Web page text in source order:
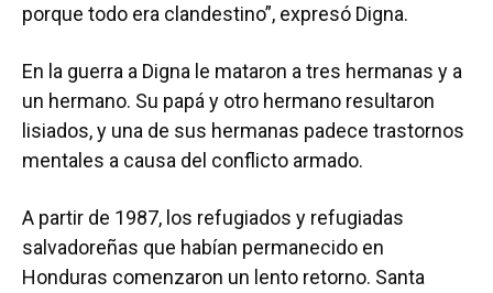
porque todo era clandestino”, expresó Digna.
En la guerra a Digna le mataron a tres hermanas y a
un hermano. Su papá y otro hermano resultaron
lisiados, y una de sus hermanas padece trastornos
mentales a causa del conflicto armado.
A partir de 1987, los refugiados y refugiadas
salvadoreñas que habían permanecido en
Honduras comenzaron un lento retorno. Santa